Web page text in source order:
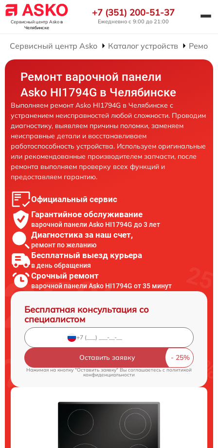
Сервисный центр Askoв
Челябинске
+7 (351) 200-51-37
Ежедневно с 9:00 до 21:00
Сервисный центр Asko Каталог устройств
Ремонт варочной панели
Asko HI1794G в Челябинске
Выполняем ремонт Asko HI1794G в Челябинске с
устранением неисправностей любой сложности. Проводим
диагностику, выявляем причины поломки, заменяем
неисправные детали и восстанавливаем
работоспособность устройства. Используем оригинальные
или рекомендованные производителем запчасти, после
ремонта выполняем проверку всех функций и
предоставляем гарантию.
Официальный сервис
Гарантийное обслуживание
варочной панели Asko HI1794G до 3 лет
Диагностика за наш счет,
ремонт по желанию
Бесплатный выезд курьера
в день обращения
Срочный ремонт
варочной панели Asko HI1794G от 35 минут
Бесплатная консультация со
специалистом
Оставить заявку
Нажимая на кнопку "Оставить заявку" Вы соглашаетесь cполитикой
конфиденциальности